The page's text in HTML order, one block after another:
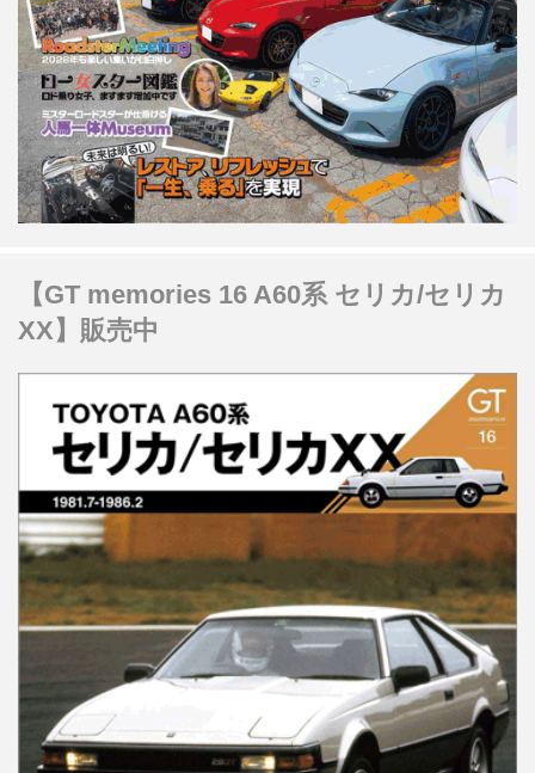
【GT memories 16 A60系 セリカ/セリカ
XX】販売中